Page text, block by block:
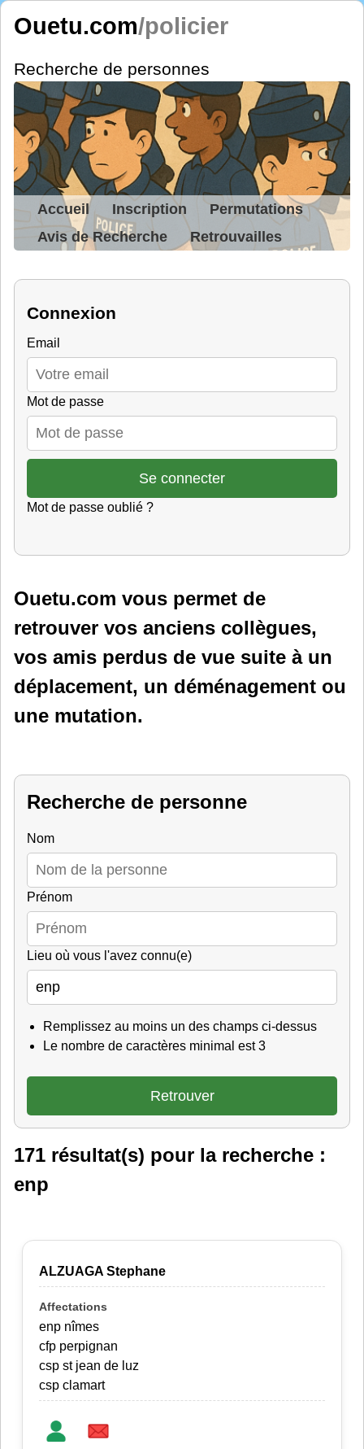
Ouetu.com/policier
Recherche de personnes
Accueil Inscription
Permutations
Avis de Recherche
Retrouvailles
Connexion
Email
Mot de passe
Mot de passe oublié ?
Ouetu.com vous permet de
retrouver vos anciens collègues,
vos amis perdus de vue suite à un
déplacement, un déménagement ou
une mutation.
Recherche de personne
Nom
Prénom
Lieu où vous l'avez connu(e)
Remplissez au moins un des champs ci-dessus
Le nombre de caractères minimal est 3
171 résultat(s) pour la recherche :
enp
ALZUAGA Stephane
enp nîmes
cfp perpignan
csp st jean de luz
csp clamart